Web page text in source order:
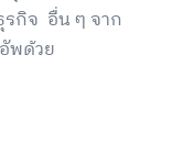
กิจ อื่น ๆ จาก
พด้วย